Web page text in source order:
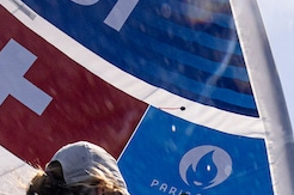
13Mar
Records
SP80
Source
13 mars
0